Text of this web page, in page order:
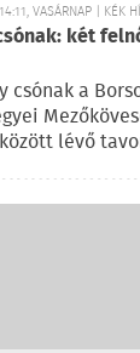
VASÁRNAP | KÉK
két
csónak a
lévő